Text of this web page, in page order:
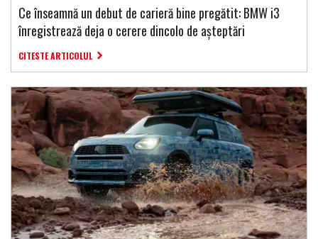
Ce înseamnă un debut de carieră bine pregătit: BMW i3
înregistrează deja o cerere dincolo de așteptări
CITESTE ARTICOLUL